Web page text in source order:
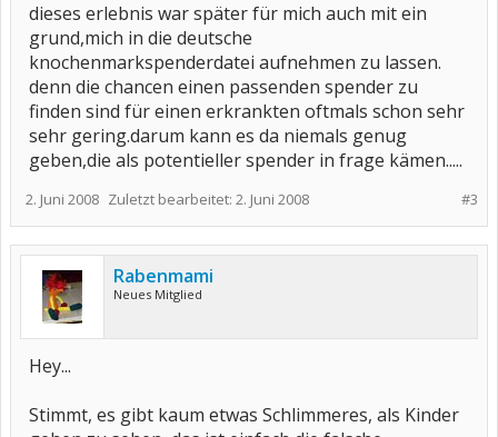
dieses erlebnis war später für mich auch mit ein
grund,mich in die deutsche
knochenmarkspenderdatei aufnehmen zu lassen.
denn die chancen einen passenden spender zu
finden sind für einen erkrankten oftmals schon sehr
sehr gering.darum kann es da niemals genug
geben,die als potentieller spender in frage kämen.....
#3
2. Juni 2008 Zuletzt bearbeitet: 2. Juni 2008
Rabenmami
Neues Mitglied
Hey...
Stimmt, es gibt kaum etwas Schlimmeres, als Kinder